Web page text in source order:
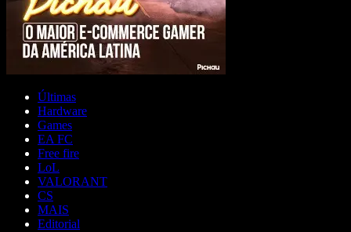
Últimas
Hardware
Games
EA FC
Free fire
LoL
VALORANT
CS
MAIS
Editorial